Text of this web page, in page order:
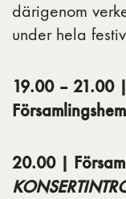
därigenom
under hela
19.00 – 21.00
20.00 |